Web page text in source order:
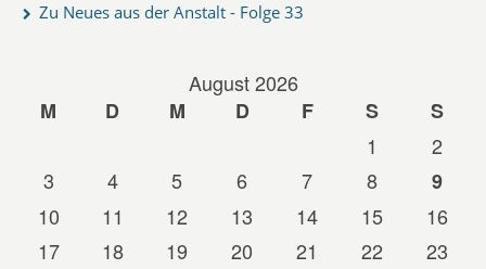
Zu Neues aus der Anstalt - Folge 33
August 2026
M
D M D F S
S
1
2
3
4 5 6 7 8
9
10
11 12 13 14 15
16
17
18 19 20 21 22 23